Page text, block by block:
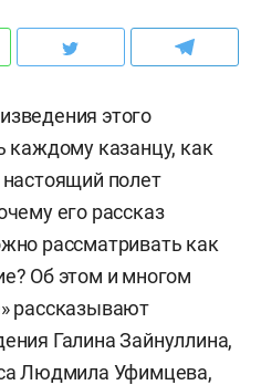
этого
каждому казанцу, как
полет
его рассказ
рассматривать как
Об этом и многом
рассказывают
Галина Зайнуллина,
Людмила Уфимцева,